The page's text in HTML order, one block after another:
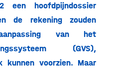
een hoofdpijndossier
de rekening zouden
van het
(GVS),
kunnen voorzien. Maar